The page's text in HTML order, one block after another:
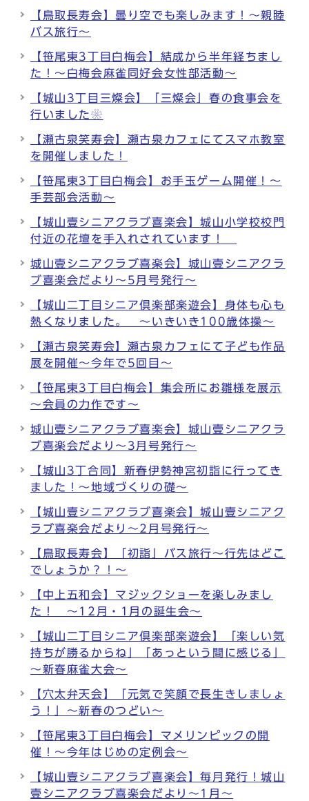
【鳥取長寿会】曇り空でも楽しみます！～親睦
バス旅行～
【笹尾東3丁目白梅会】結成から半年経ちまし
た！～白梅会麻雀同好会女性部活動～
【城山3丁目三燦会】「三燦会」春の食事会を
行いました❀
【瀬古泉笑寿会】瀬古泉カフェにてスマホ教室
を開催しました！
【笹尾東3丁目白梅会】お手玉ゲーム開催！～
手芸部会活動～
【城山壹シニアクラブ喜楽会】城山小学校校門
付近の花壇を手入れされています！
城山壹シニアクラブ喜楽会】城山壹シニアクラ
ブ喜楽会だより～5月号発行～
【城山二丁目シニア倶楽部楽遊会】身体も心も
熱くなりました。 ～いきいき100歳体操～
【瀬古泉笑寿会】瀬古泉カフェにて子ども作品
展を開催～今年で5回目～
【笹尾東3丁目白梅会】集会所にお雛様を展示
～会員の力作です～
城山壹シニアクラブ喜楽会】城山壹シニアクラ
ブ喜楽会だより～3月号発行～
【城山3丁合同】新春伊勢神宮初詣に行ってき
ました！～地域づくりの礎～
【城山壹シニアクラブ喜楽会】城山壹シニアク
ラブ喜楽会だより～2月号発行～
【鳥取長寿会】「初詣」バス旅行～行先はどこ
でしょうか？！～
【中上五和会】マジックショーを楽しみまし
た！ ～12月・1月の誕生会～
【城山二丁目シニア倶楽部楽遊会】「楽しい気
持ちが勝るからね」「あっという間に感じる」
～新春麻雀大会～
【穴太弁天会】「元気で笑顔で長生きしましょ
う！」～新春のつどい～
【笹尾東3丁目白梅会】マメリンピックの開
催！～今年はじめの定例会～
【城山壹シニアクラブ喜楽会】毎月発行！城山
壹シニアクラブ喜楽会だより～1月～